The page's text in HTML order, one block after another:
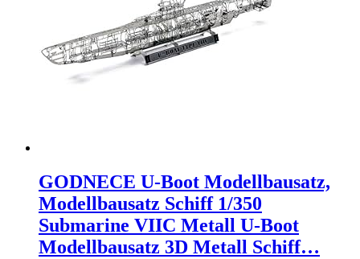
GODNECE U-Boot Modellbausatz,
Modellbausatz Schiff 1/350
Submarine VIIC Metall U-Boot
Modellbausatz 3D Metall Schiff…